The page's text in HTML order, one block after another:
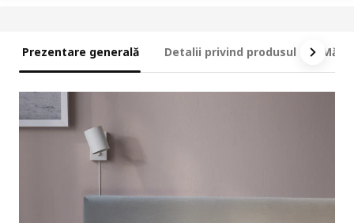
Prezentare generală Detalii privind produsul